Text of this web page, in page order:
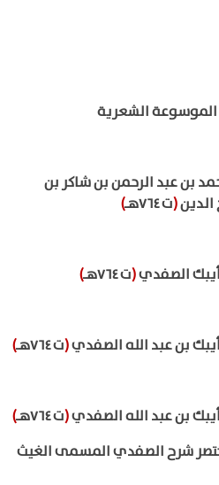
الشعرية
بن عبد الرحمن بن شاكر بن
(ت ٧٦٤هـ
)
أيبك الصفدي(ت ٧٦٤هـ
)
بن عبد الله الصفدي(ت ٧٦٤هـ
)
بن عبد الله الصفدي(ت ٧٦٤هـ
)
شرح الصفدي المسمى الغيث